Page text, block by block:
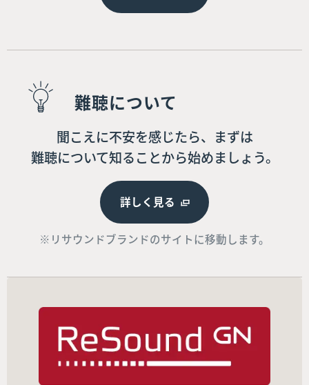
難聴について
聞こえに不安を感じたら、まずは
難聴について知ることから始めましょう。
詳しく見る
※リサウンドブランドのサイトに移動します。